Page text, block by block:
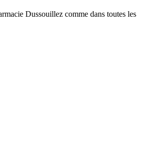
Dussouillez comme dans toutes les